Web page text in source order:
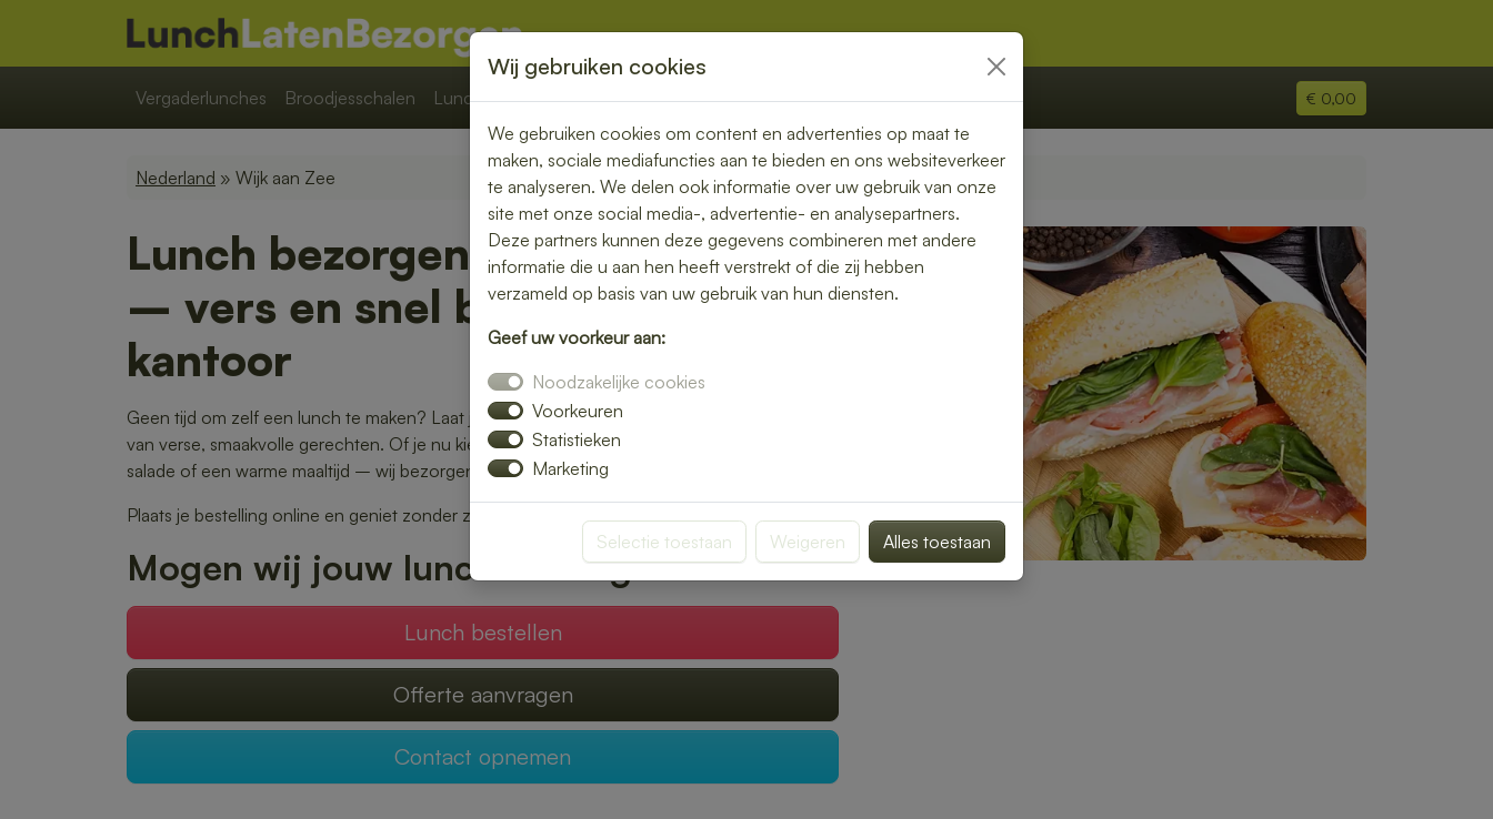
Vergaderlunches Broodjesschalen Lunchpakketten Overige € 0,00
Nederland » Wijk aan Zee
Lunch bezorgen in Wijk aan Zee
– vers en snel bij jou thuis of op
kantoor
Geen tijd om zelf een lunch te maken? Laat je lunch bezorgen in Wijk aan Zee en geniet
van verse, smaakvolle gerechten. Of je nu kiest voor een rijk belegd broodje, een frisse
salade of een warme maaltijd – wij bezorgen het bij jou op locatie.
Plaats je bestelling online en geniet zonder zorgen van een heerlijke lunch.
Mogen wij jouw lunch verzorgen?
Lunch bestellen
Offerte aanvragen
Contact opnemen
Wij gebruiken cookies
We gebruiken cookies om content en advertenties op maat te
maken, sociale mediafuncties aan te bieden en ons websiteverkeer
te analyseren. We delen ook informatie over uw gebruik van onze
site met onze social media-, advertentie- en analysepartners.
Deze partners kunnen deze gegevens combineren met andere
informatie die u aan hen heeft verstrekt of die zij hebben
verzameld op basis van uw gebruik van hun diensten.
Geef uw voorkeur aan:
Noodzakelijke cookies
Voorkeuren
Statistieken
Marketing
Selectie toestaan Weigeren Alles toestaan